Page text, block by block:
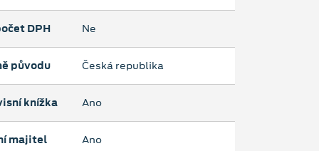
DPH Ne
původu Česká republika
knížka Ano
majitel Ano